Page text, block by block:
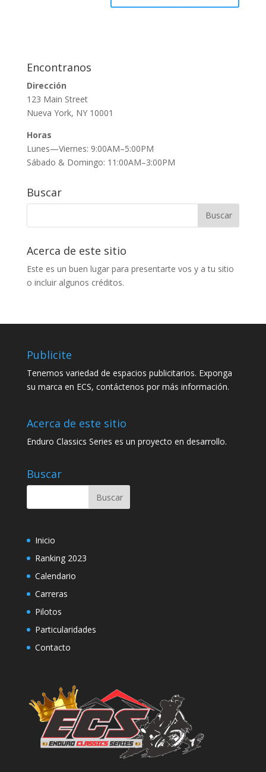
Encontranos
Dirección
123 Main Street
Nueva York, NY 10001
Horas
Lunes—Viernes: 9:00AM–5:00PM
Sábado & Domingo: 11:00AM–3:00PM
Buscar
Acerca de este sitio
Este es un buen lugar para presentarte vos y a tu sitio
o incluir algunos créditos.
Publicite
Tenemos variedad de espacios publicitarios. Exponga
su marca en ECS, contáctenos por más información.
Acerca de este sitio
Enduro Classics Series es un proyecto en desarrollo.
Buscar
Inicio
Ranking 2023
Calendario
Carreras
Pilotos
Particularidades
Contacto